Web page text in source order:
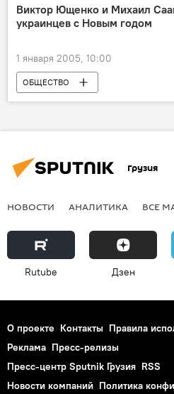
Виктор Ющенко и Михаил
украинцев с Новым годом
1 января 2005, 10:00
ОБЩЕСТВО
Грузия
НОВОСТИ АНАЛИТИКА ВСЕ
Rutube Дзен
О проекте Контакты Правила
Реклама Пресс-релизы
Пресс-центр Sputnik Грузия RSS
Новости компаний Политика